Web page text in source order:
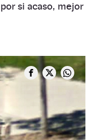
si acaso, mejor